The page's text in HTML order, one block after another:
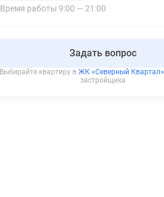
Время работы 9:00 — 21:00
Задать вопрос
Выбирайте квартиру в ЖК «Северный Квартал»
застройщика